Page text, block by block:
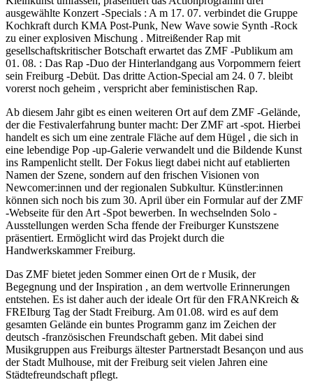
ausgewählte Konzert -Specials : A m 17. 07. verbindet die Gruppe
Kochkraft durch KMA Post-Punk, New Wave sowie Synth -Rock
zu einer explosiven Mischung . Mitreißender Rap mit
gesellschaftskritischer Botschaft erwartet das ZMF -Publikum am
01. 08. : Das Rap -Duo der Hinterlandgang aus Vorpommern feiert
sein Freiburg -Debüt. Das dritte Action-Special am 24. 0 7. bleibt
vorerst noch geheim , verspricht aber feministischen Rap.
Ab diesem Jahr gibt es einen weiteren Ort auf dem ZMF -Gelände,
der die Festivalerfahrung bunter macht: Der ZMF art -spot. Hierbei
handelt es sich um eine zentrale Fläche auf dem Hügel , die sich in
eine lebendige Pop -up-Galerie verwandelt und die Bildende Kunst
ins Rampenlicht stellt. Der Fokus liegt dabei nicht auf etablierten
Namen der Szene, sondern auf den frischen Visionen von
Newcomer:innen und der regionalen Subkultur. Künstler:innen
können sich noch bis zum 30. April über ein Formular auf der ZMF
-Webseite für den Art -Spot bewerben. In wechselnden Solo -
Ausstellungen werden Scha ffende der Freiburger Kunstszene
präsentiert. Ermöglicht wird das Projekt durch die
Handwerkskammer Freiburg.
Das ZMF bietet jeden Sommer einen Ort de r Musik, der
Begegnung und der Inspiration , an dem wertvolle Erinnerungen
entstehen. Es ist daher auch der ideale Ort für den FRANKreich &
FREIburg Tag der Stadt Freiburg. Am 01.08. wird es auf dem
gesamten Gelände ein buntes Programm ganz im Zeichen der
deutsch -französischen Freundschaft geben. Mit dabei sind
Musikgruppen aus Freiburgs ältester Partnerstadt Besançon und aus
der Stadt Mulhouse, mit der Freiburg seit vielen Jahren eine
Städtefreundschaft pflegt.